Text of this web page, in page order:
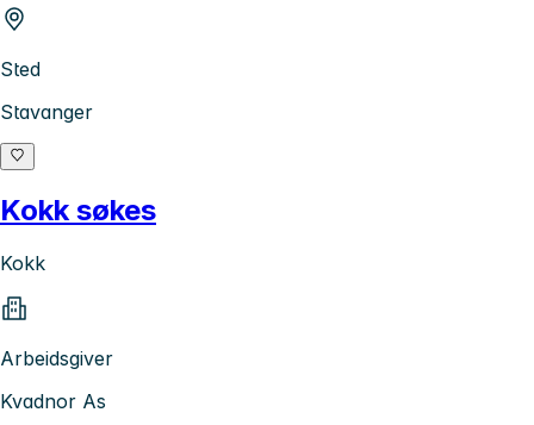
Sted
Stavanger
Kokk søkes
Kokk
Arbeidsgiver
Kvadnor As